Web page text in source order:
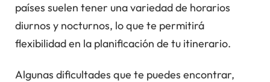
países suelen tener una variedad de horarios
diurnos y nocturnos, lo que te permitirá
flexibilidad en la planificación de tu itinerario.
Algunas dificultades que te puedes encontrar,